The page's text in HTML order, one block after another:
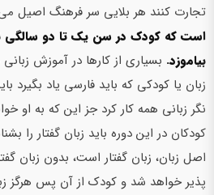
تجارت کنند هر بلایی سر فرهنگ اصیل می
است که کودک در سن یک تا دو سالگی
بیاموزد. بسیاری از کارها در آموزش
زبان یا کودکی که باید فارسی یاد بگیرد
نگر زبانی همه کار کرد جز این که به او
کودکان در این دوره باید زبان گفتار را
اصل زبان، زبان گفتار است، بدون زبان
پذیر خواهد شد و کودک از آن پس هرگز